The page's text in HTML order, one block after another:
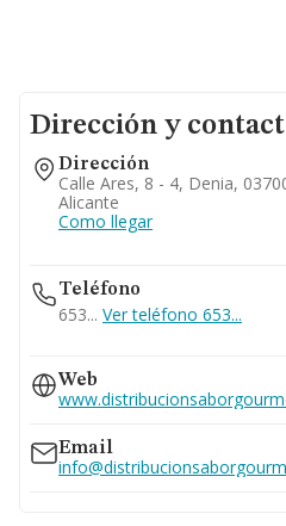
Dirección y
Dirección
Calle Ares, 8 - 4, Denia,
Alicante
Como llegar
Teléfono
653... Ver teléfono 653...
678...
Ver teléfono 678...
Ver teléfono 678...
Web
Email